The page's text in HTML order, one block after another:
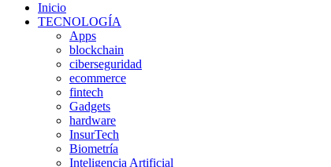
Inicio
TECNOLOGÍA
Apps
blockchain
ciberseguridad
ecommerce
fintech
Gadgets
hardware
InsurTech
Biometría
Inteligencia Artificial